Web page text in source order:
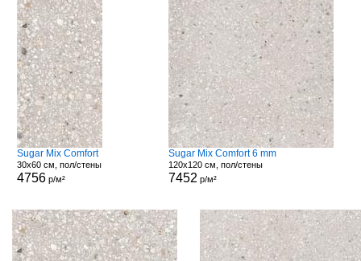
Sugar Mix Comfort
30x60 см, пол/стены
4756р/м²
Sugar Mix Comfort 6 mm
120x120 см, пол/стены
7452 р/м²